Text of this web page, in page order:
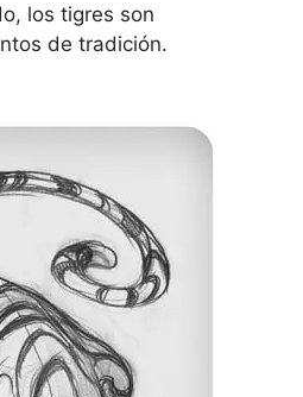
los tigres son
de tradición.